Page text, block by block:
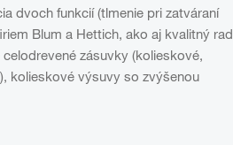
dvoch funkcií (tlmenie pri zatváraní
Blum a Hettich, ako aj kvalitný rad
zásuvky (kolieskové,
kolieskové výsuvy so zvýšenou